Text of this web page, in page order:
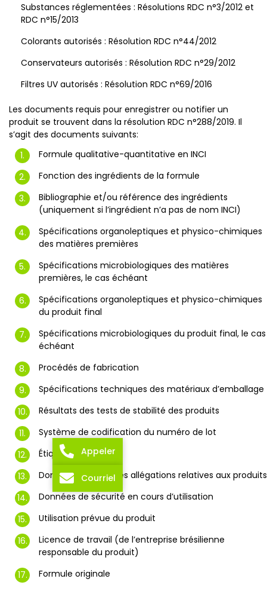
Substances réglementées : Résolutions RDC n°3/2012 et
RDC n°15/2013
Colorants autorisés : Résolution RDC n°44/2012
Conservateurs autorisés : Résolution RDC n°29/2012
Filtres UV autorisés : Résolution RDC n°69/2016
Les documents requis pour enregistrer ou notifier un
produit se trouvent dans la résolution RDC n°288/2019. Il
s’agit des documents suivants:
Formule qualitative-quantitative en INCI
Fonction des ingrédients de la formule
Bibliographie et/ou référence des ingrédients
(uniquement si l’ingrédient n’a pas de nom INCI)
Spécifications organoleptiques et physico-chimiques
des matières premières
Spécifications microbiologiques des matières
premières, le cas échéant
Spécifications organoleptiques et physico-chimiques
du produit final
Spécifications microbiologiques du produit final, le cas
échéant
Procédés de fabrication
Spécifications techniques des matériaux d’emballage
Résultats des tests de stabilité des produits
Système de codification du numéro de lot
Étiquettes
Données justifiant les allégations relatives aux produits
Données de sécurité en cours d’utilisation
Utilisation prévue du produit
Licence de travail (de l’entreprise brésilienne
responsable du produit)
Formule originale
Appeler
Courriel